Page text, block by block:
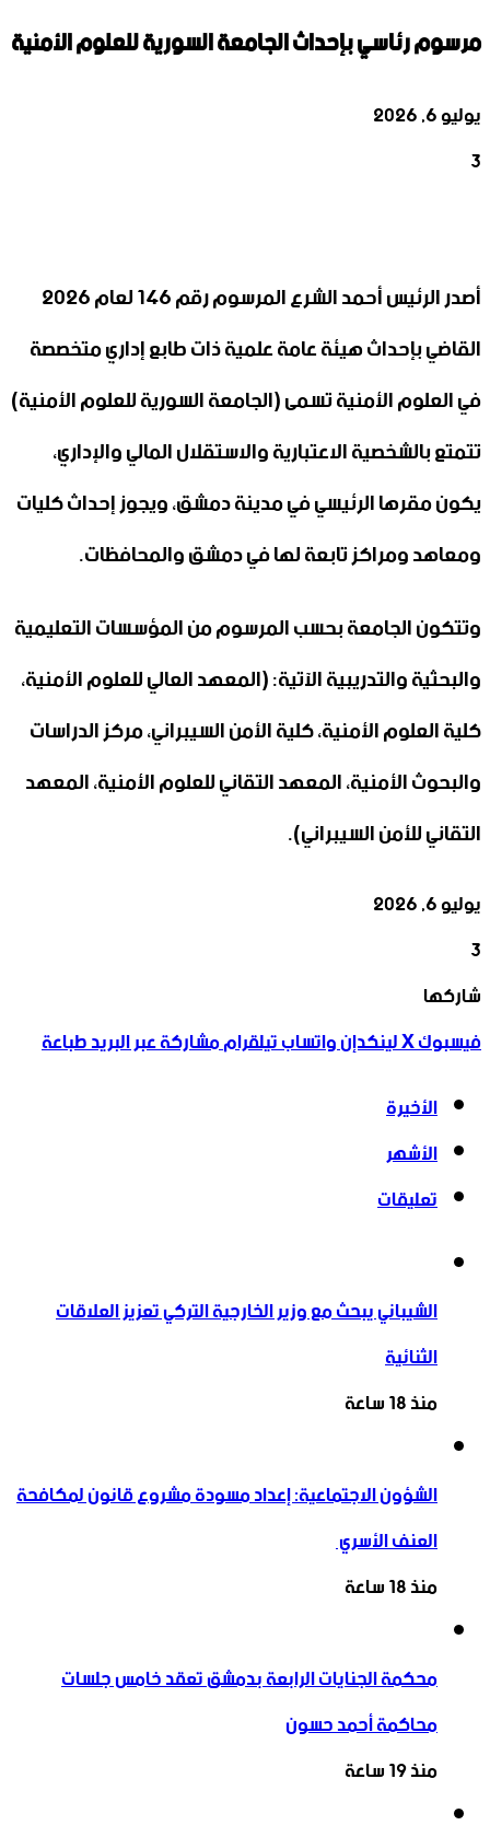
مرسوم رئاسي بإحداث الجامعة السورية للعلوم الأمنية
يوليو 6, 2026
3
أصدر الرئيس أحمد الشرع المرسوم رقم 146 لعام 2026
القاضي بإحداث هيئة عامة علمية ذات طابع إداري متخصصة
في العلوم الأمنية تسمى (الجامعة السورية للعلوم الأمنية)
تتمتع بالشخصية الاعتبارية والاستقلال المالي والإداري،
يكون مقرها الرئيسي في مدينة دمشق، ويجوز إحداث كليات
ومعاهد ومراكز تابعة لها في دمشق والمحافظات.
وتتكون الجامعة بحسب المرسوم من المؤسسات التعليمية
والبحثية والتدريبية الآتية: (المعهد العالي للعلوم الأمنية،
كلية العلوم الأمنية، كلية الأمن السيبراني، مركز الدراسات
والبحوث الأمنية، المعهد التقاني للعلوم الأمنية، المعهد
التقاني للأمن السيبراني).
يوليو 6, 2026
3
فيسبوك
‫X
لينكدإن
واتساب
تيلقرام
شاركها
فيسبوك‫Xلينكدإنواتسابتيلقراممشاركة عبر البريدطباعة
الأخيرة
الأشهر
تعليقات
الشيباني يبحث مع وزير الخارجية التركي تعزيز العلاقات
الثنائية
منذ 18 ساعة
الشؤون الاجتماعية: إعداد مسودة مشروع قانون لمكافحة
العنف الأسري ‏
منذ 18 ساعة
محكمة الجنايات الرابعة بدمشق تعقد خامس جلسات
محاكمة أحمد حسون
منذ 19 ساعة